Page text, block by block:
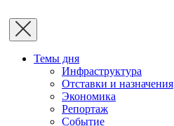
Темы дня
Инфраструктура
Отставки и назначения
Экономика
Репортаж
Событие